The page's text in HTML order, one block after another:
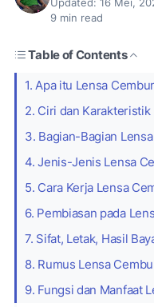
Updated: 16 Mei,
9 min read
Table of Contents
1. Apa itu Lensa
2. Ciri dan
3. Bagian-Bagian
4. Jenis-Jenis Lensa
5. Cara Kerja Lensa
6. Pembiasan pada
7. Sifat, Letak, Hasil
8. Rumus Lensa
9. Fungsi dan Manfaat